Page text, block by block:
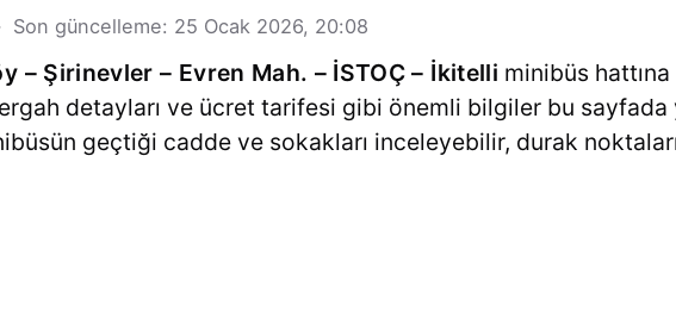
Son güncelleme: 25 Ocak 2026, 20:08
– Şirinevler – Evren Mah. – İSTOÇ – İkitelli minibüs
detayları ve ücret tarifesi gibi önemli bilgiler bu sayfada
geçtiği cadde ve sokakları inceleyebilir, durak